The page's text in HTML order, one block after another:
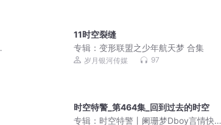
11时空裂缝
专辑：变形联盟之少年航天梦 合集
岁月银河传媒 97
时空特警_第464集_回到过去的时空
专辑： 时空特警丨阑珊梦Dboy言情快穿